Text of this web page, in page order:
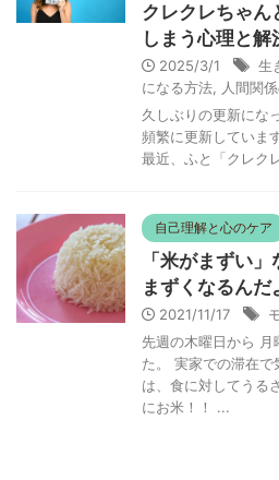
クレクレちゃん
しまう心理と解
2025/3/1 生
になる方法
人間関
久しぶりの更新にな
頻繁に更新していま
最近、ふと「クレク
自己理解と心のケア
「米がまずい
まずくなるんだ
2021/11/17
先週の木曜日から 月
た。 実家での滞在
は、食に対してうる
にお米！！ ...